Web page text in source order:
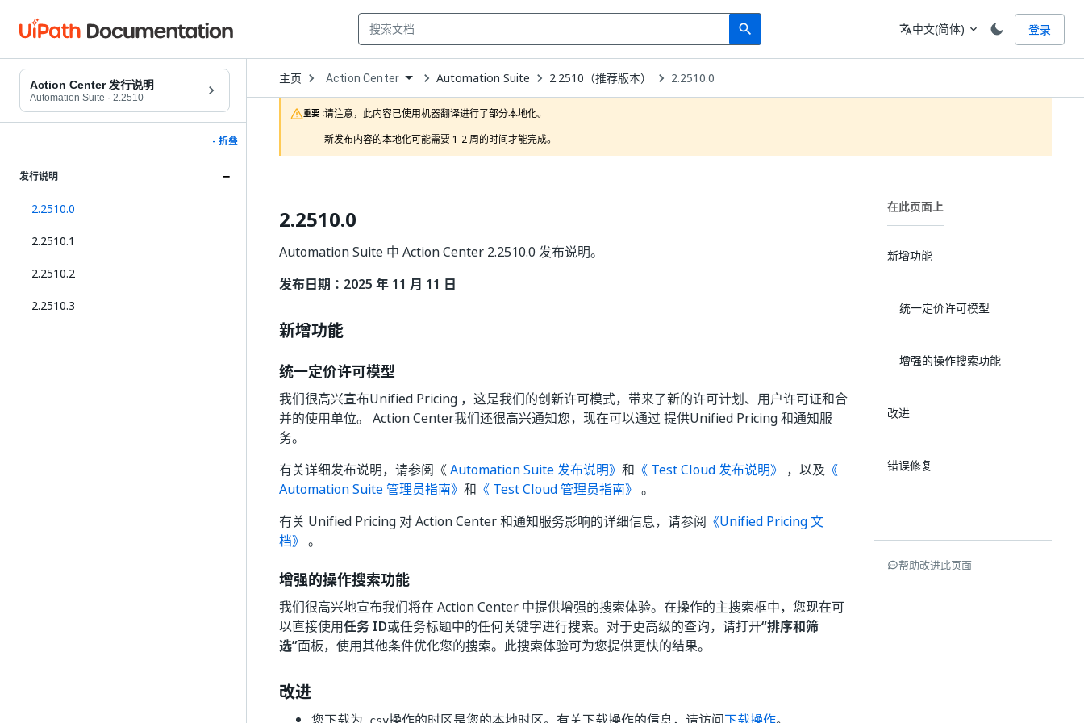
search
Search 语言
translate中文(简体) expand_more 登录
Action Center 发行说明
Automation Suite · 2.2510
- 折叠
发行说明
2.2510.0
2.2510.1
2.2510.2
2.2510.3
主页 Open
Dropdown
to
choose
product
Action Center Automation Suite 2.2510（推荐版本） 2.2510.0
重要 :请注意，此内容已使用机器翻译进行了部分本地化。
新发布内容的本地化可能需要 1-2 周的时间才能完成。
2.2510.0
Automation Suite 中 Action Center 2.2510.0 发布说明。
发布日期：2025 年 11 月 11 日
新增功能
统一定价许可模型
我们很高兴宣布Unified Pricing ，这是我们的创新许可模式，带来了新的许可计划、用户许可证和合
并的使用单位。 Action Center我们还很高兴通知您，现在可以通过 提供Unified Pricing 和通知服
务。
有关详细发布说明，请参阅《Automation Suite 发布说明》 和 《 Test Cloud 发布说明》 ，以及 《
Automation Suite 管理员指南》 和 《 Test Cloud 管理员指南》 。
有关 Unified Pricing 对 Action Center 和通知服务影响的详细信息，请参阅 《Unified Pricing 文
档》 。
增强的操作搜索功能
我们很高兴地宣布我们将在 Action Center 中提供增强的搜索体验。在操作的主搜索框中，您现在可
以直接使用任务 ID或任务标题中的任何关键字进行搜索。对于更高级的查询，请打开“排序和筛
选”面板，使用其他条件优化您的搜索。此搜索体验可为您提供更快的结果。
改进
在此页面上
新增功能
统一定价许可模型
增强的操作搜索功能
改进
错误修复
帮助改进此页面